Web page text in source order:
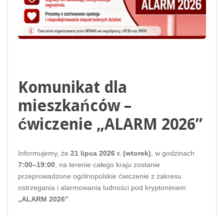
Komunikat dla
mieszkańców –
ćwiczenie „ALARM 2026”
Informujemy, że 21 lipca 2026 r. (wtorek) , w godzinach
7:00–19:00 , na terenie całego kraju zostanie
przeprowadzone ogólnopolskie ćwiczenie z zakresu
ostrzegania i alarmowania ludności pod kryptonimem
„ALARM 2026”